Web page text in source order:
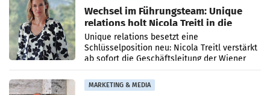
Wechsel im Führungsteam: Unique
relations holt Nicola Treitl in die
Geschäftsleitung
Unique relations besetzt eine
Schlüsselposition neu: Nicola Treitl verstärkt
ab sofort die Geschäftsleitung der Wiener
PR-Agentur an der Seite von Josef Kalina und
Anna Kalina-Mahr.
MARKETING & MEDIA